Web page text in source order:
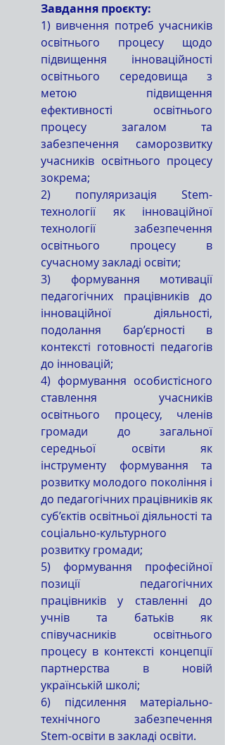
	Завдання проєкту:
1) вивчення потреб учасників
освітнього процесу щодо
підвищення інноваційності
освітнього середовища з
метою підвищення
ефективності освітнього
процесу загалом та
забезпечення саморозвитку
учасників освітнього процесу
зокрема;
2) популяризація Stem-
технології як інноваційної
технології забезпечення
освітнього процесу в
сучасному закладі освіти;
3) формування мотивації
педагогічних працівників до
інноваційної діяльності,
подолання бар’єрності в
контексті готовності педагогів
до інновацій;
4) формування особистісного
ставлення учасників
освітнього процесу, членів
громади до загальної
середньої освіти як
інструменту формування та
розвитку молодого покоління і
до педагогічних працівників як
суб’єктів освітньої діяльності та
соціально-культурного
розвитку громади;
5) формування професійної
позиції педагогічних
працівників у ставленні до
учнів та батьків як
співучасників освітнього
процесу в контексті концепції
партнерства в новій
українській школі;
6) підсилення матеріально-
технічного забезпечення
Stem-освіти в закладі освіти.